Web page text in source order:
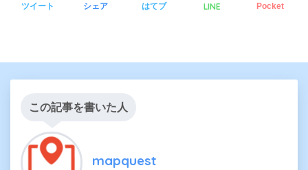
ツイート シェア はてブ LINE Pocket
この記事を書いた人
mapquest